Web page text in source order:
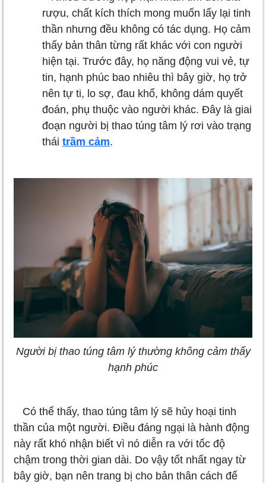
rượu, chất kích thích mong muốn lấy lại tinh
thần nhưng đều không có tác dụng. Họ cảm
thấy bản thân từng rất khác với con người
hiện tại. Trước đây, họ năng động vui vẻ, tự
tin, hạnh phúc bao nhiêu thì bây giờ, họ trở
nên tự ti, lo sợ, đau khổ, không dám quyết
đoán, phụ thuộc vào người khác. Đây là giai
đoạn người bị thao túng tâm lý rơi vào trạng
thái trầm cảm.
Người bị thao túng tâm lý thường không cảm thấy
hạnh phúc
Có thể thấy, thao túng tâm lý sẽ hủy hoại tinh
thần của một người. Điều đáng ngại là hành động
này rất khó nhận biết vì nó diễn ra với tốc độ
chậm trong thời gian dài. Do vậy tốt nhất ngay từ
bây giờ, bạn nên trang bị cho bản thân cách để